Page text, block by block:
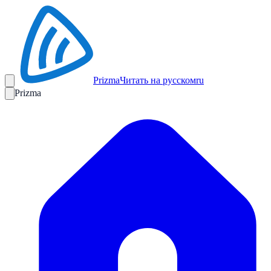
PrizmaЧитать на русскомru
Prizma